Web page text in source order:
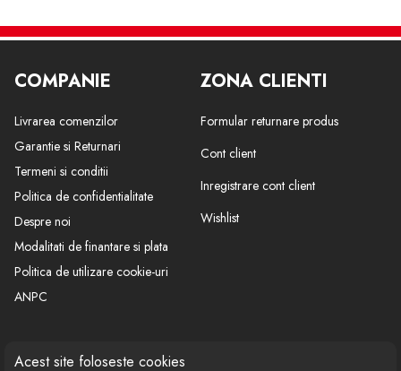
Acest site foloseste cookies
COMPANIE
Livrarea comenzilor
Garantie si Returnari
Termeni si conditii
Politica de confidentialitate
Despre noi
Modalitati de finantare si plata
Politica de utilizare cookie-uri
ANPC
ZONA CLIENTI
Formular returnare produs
Cont client
Inregistrare cont client
Wishlist
CONTACT